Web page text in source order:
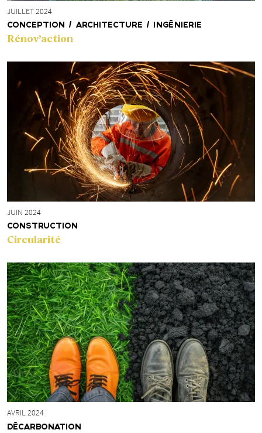
JUILLET 2024
CONCEPTION / ARCHITECTURE / INGÉNIERIE
Rénov’action
JUIN 2024
CONSTRUCTION
Circularité
AVRIL 2024
DÉCARBONATION